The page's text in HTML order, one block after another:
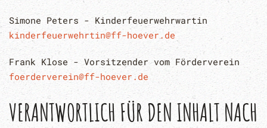
Simone Peters - Kinderfeuerwehrwartin
kinderfeuerwehrtin@ff-hoever.de
Frank Klose - Vorsitzender vom Förderverein
foerderverein@ff-hoever.de
VERANTWORTLICH FÜR DEN INHALT NACH